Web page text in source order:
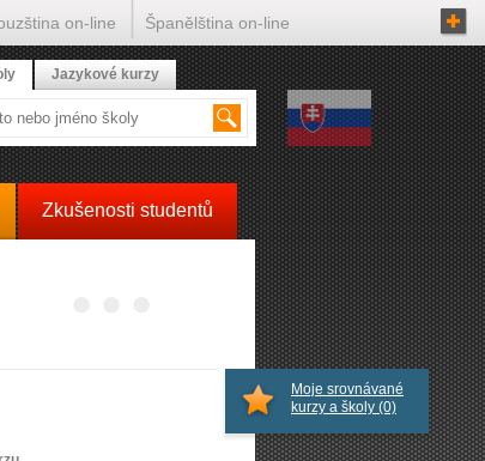
Zkušenosti studentů
Moje srovnávané
kurzy a školy (0)
Jazykové kurzy
on-line Španělština on-line